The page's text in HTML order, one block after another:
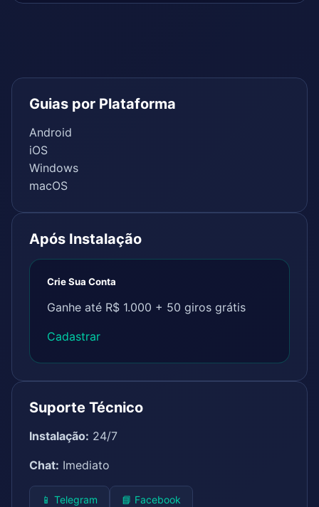
Guias por Plataforma
Android
iOS
Windows
macOS
Após Instalação
Crie Sua Conta
Ganhe até R$ 1.000 + 50 giros grátis
Cadastrar
Suporte Técnico
Instalação: 24/7
Chat: Imediato
📱 Telegram 📘 Facebook